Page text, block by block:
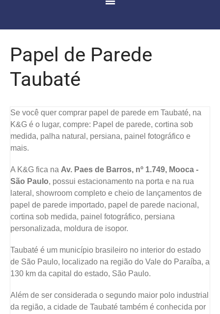
Papel de Parede
Taubaté
Se você quer comprar papel de parede em Taubaté, na
K&G é o lugar, compre: Papel de parede, cortina sob
medida, palha natural, persiana, painel fotográfico e
mais.
A K&G fica na Av. Paes de Barros, nº 1.749, Mooca -
São Paulo, possui estacionamento na porta e na rua
lateral, showroom completo e cheio de lançamentos de
papel de parede importado, papel de parede nacional,
cortina sob medida, painel fotográfico, persiana
personalizada, moldura de isopor.
Taubaté é um município brasileiro no interior do estado
de São Paulo, localizado na região do Vale do Paraíba, a
130 km da capital do estado, São Paulo.
Além de ser considerada o segundo maior polo industrial
da região, a cidade de Taubaté também é conhecida por